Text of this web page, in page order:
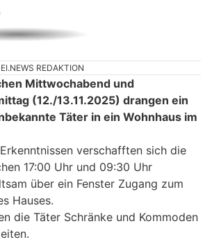
REDAKTION
Mittwochabend und
(12./13.11.2025) drangen ein
Täter in ein Wohnhaus im
verschafften sich die
17:00 Uhr und 09:30 Uhr
über ein Fenster Zugang zum
Hauses.
die Täter Schränke und Kommoden